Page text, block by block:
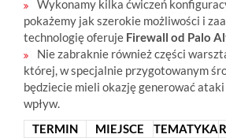
Wykonamy kilka ćwiczeń
pokażemy jak szerokie możliwości i
technologię oferuje Firewall od Palo
Nie zabraknie również części
której, w specjalnie przygotowanym
będziecie mieli okazję generować
wpływ.
TERMIN
MIEJSCE TEMATYKA